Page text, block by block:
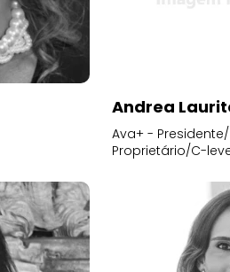
Andrea
Ava+ -
Proprietário/C-